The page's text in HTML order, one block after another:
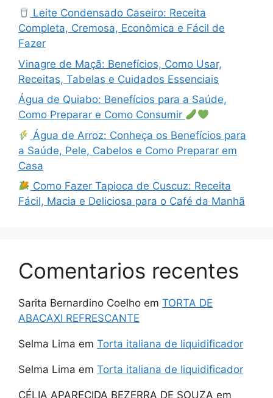
Leite Condensado Caseiro: Receita
Completa, Cremosa, Econômica e Fácil de
Fazer
Vinagre de Maçã: Benefícios, Como Usar,
Receitas, Tabelas e Cuidados Essenciais
Água de Quiabo: Benefícios para a Saúde,
Como Preparar e Como Consumir
Água de Arroz: Conheça os Benefícios para
a Saúde, Pele, Cabelos e Como Preparar em
Casa
Como Fazer Tapioca de Cuscuz: Receita
Fácil, Macia e Deliciosa para o Café da Manhã
Comentarios recentes
Sarita Bernardino Coelho em TORTA DE
ABACAXI REFRESCANTE
Selma Lima em Torta italiana de liquidificador
Selma Lima em Torta italiana de liquidificador
CÉLIA APARECIDA BEZERRA DE SOUZA em